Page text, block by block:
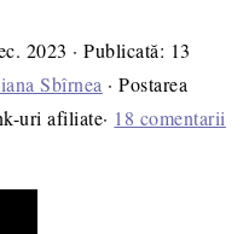
2023 · Publicată: 13
Sbîrnea · Postarea
uri afiliate· 18 comentarii